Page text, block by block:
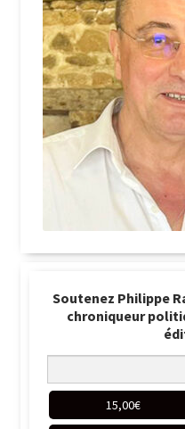
Soutenez Philippe
chroniqueur
15,00€